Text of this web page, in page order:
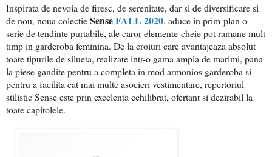
Inspirata de nevoia de firesc, de serenitate, dar si de diversificare si
de nou, noua colectieSenseFALL 2020, aduce in prim-plan o
serie de tendinte purtabile, ale caror elemente-cheie pot ramane mult
timp in garderoba feminina. De la croiuri care avantajeaza absolut
toate tipurile de silueta, realizate intr-o gama ampla de marimi, pana
la piese gandite pentru a completa in mod armonios garderoba si
pentru a facilita cat mai multe asocieri vestimentare, repertoriul
stilistic Sense este prin excelenta echilibrat, ofertant si dezirabil la
toate capitolele.